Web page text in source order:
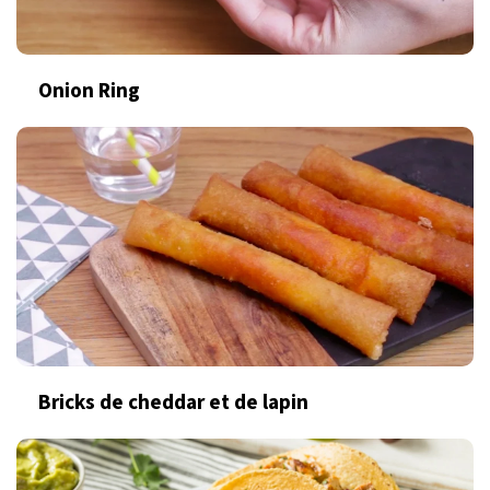
Onion Ring
Bricks de cheddar et de lapin